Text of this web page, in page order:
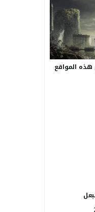
المواقع